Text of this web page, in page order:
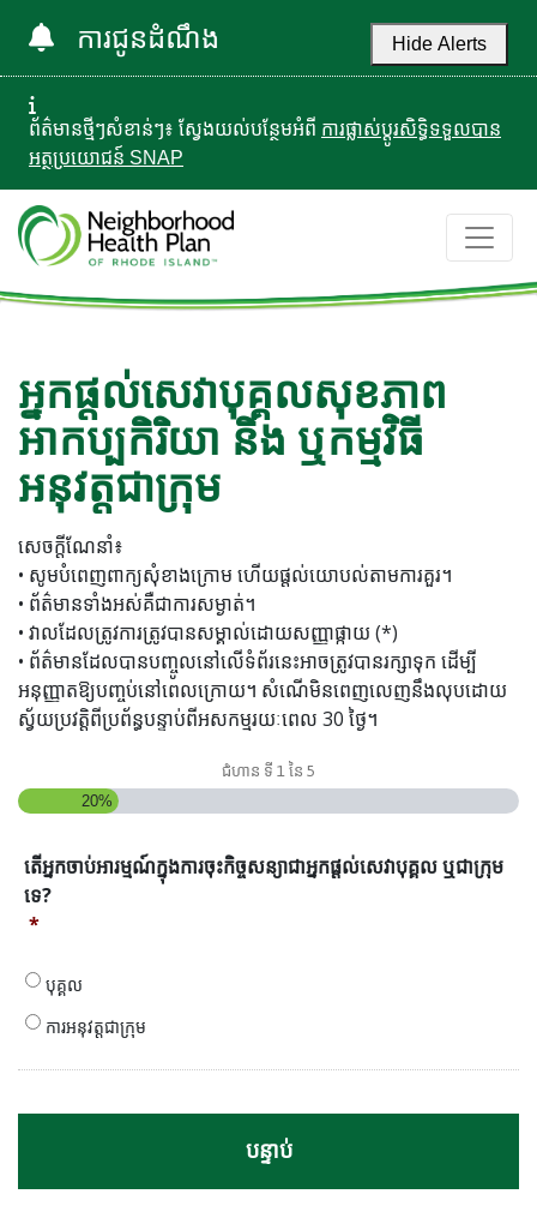
ការជូនដំណឹង Hide Alerts
ព័ត៌មានថ្មីៗសំខាន់ៗ៖ ស្វែងយល់បន្ថែមអំពី ការផ្លាស់ប្តូរសិទ្ធិទទួលបាន
អត្ថប្រយោជន៍ SNAP
អ្នកផ្តល់សេវាបុគ្គលសុខភាព
អាកប្បកិរិយា និង ឬកម្មវិធី
អនុវត្តជាក្រុម
សេចក្តីណែនាំ៖
• សូមបំពេញពាក្យសុំខាងក្រោម ហើយផ្តល់យោបល់តាមការគួរ។
• ព័ត៌មានទាំងអស់គឺជាការសម្ងាត់។
• វាលដែលត្រូវការត្រូវបានសម្គាល់ដោយសញ្ញាផ្កាយ (*)
• ព័ត៌មានដែលបានបញ្ចូលនៅលើទំព័រនេះអាចត្រូវបានរក្សាទុក ដើម្បី
អនុញ្ញាតឱ្យបញ្ចប់នៅពេលក្រោយ។ សំណើមិនពេញលេញនឹងលុបដោយ
ស្វ័យប្រវត្តិពីប្រព័ន្ធបន្ទាប់ពីអសកម្មរយៈពេល 30 ថ្ងៃ។
ជំហាន ទី 1 នៃ 5
20%
តើ
អ្នក
ចាប់
ការ
ចុះ
កិច្ច
តើអ្នកចាប់អារម្មណ៍ក្នុងការចុះកិច្ចសន្យាជាអ្នកផ្តល់សេវាបុគ្គល ឬជាក្រុម
ទេ?
*
បុគ្គល
ការអនុវត្តជាក្រុម